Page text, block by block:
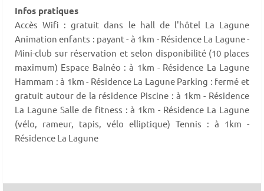
Infos pratiques
Accès Wifi : gratuit dans le hall de l'hôtel La Lagune
Animation enfants : payant - à 1km - Résidence La Lagune -
Mini-club sur réservation et selon disponibilité (10 places
maximum) Espace Balnéo : à 1km - Résidence La Lagune
Hammam : à 1km - Résidence La Lagune Parking : fermé et
gratuit autour de la résidence Piscine : à 1km - Résidence
La Lagune Salle de fitness : à 1km - Résidence La Lagune
(vélo, rameur, tapis, vélo elliptique) Tennis : à 1km -
Résidence La Lagune